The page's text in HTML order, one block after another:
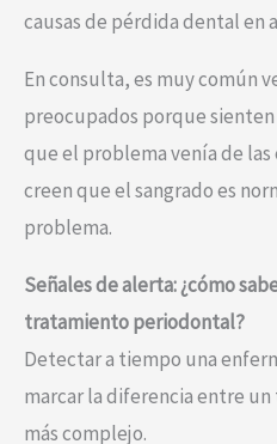
causas de pérdida dental en
En consulta, es muy común
preocupados porque
que el problema venía de las
creen que el sangrado es
problema.
Señales de alerta: ¿cómo
tratamiento periodontal?
Detectar a tiempo una
marcar la diferencia entre
más complejo.